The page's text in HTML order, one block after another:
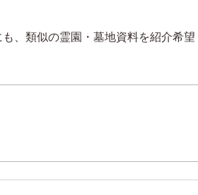
、類似の霊園・墓地資料を紹介希望